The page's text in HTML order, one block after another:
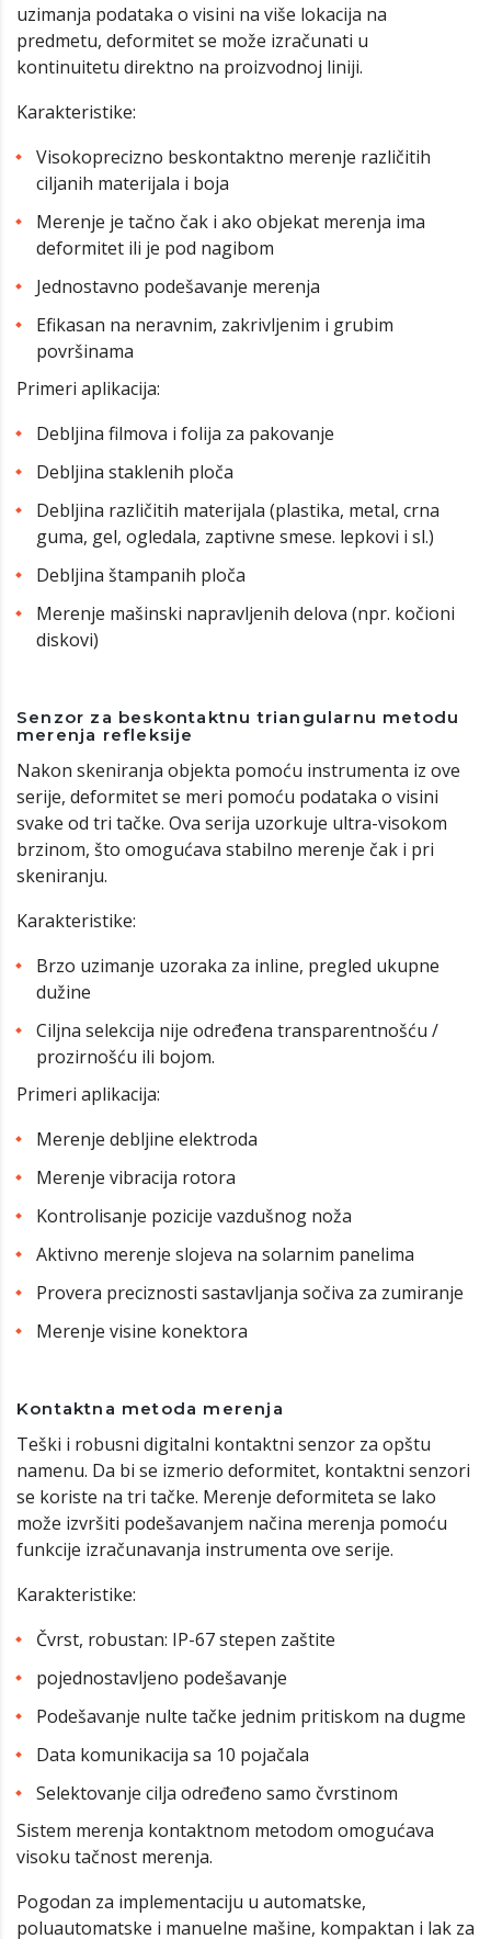
uzimanja podataka o visini na više lokacija na
predmetu, deformitet se može izračunati u
kontinuitetu direktno na proizvodnoj liniji.
Karakteristike:
Visokoprecizno beskontaktno merenje različitih
ciljanih materijala i boja
Merenje je tačno čak i ako objekat merenja ima
deformitet ili je pod nagibom
Jednostavno podešavanje merenja
Efikasan na neravnim, zakrivljenim i grubim
površinama
Primeri aplikacija:
Debljina filmova i folija za pakovanje
Debljina staklenih ploča
Debljina različitih materijala (plastika, metal, crna
guma, gel, ogledala, zaptivne smese. lepkovi i sl.)
Debljina štampanih ploča
Merenje mašinski napravljenih delova (npr. kočioni
diskovi)
Senzor za beskontaktnu triangularnu metodu
merenja refleksije
Nakon skeniranja objekta pomoću instrumenta iz ove
serije, deformitet se meri pomoću podataka o visini
svake od tri tačke. Ova serija uzorkuje ultra-visokom
brzinom, što omogućava stabilno merenje čak i pri
skeniranju.
Karakteristike:
Brzo uzimanje uzoraka za inline, pregled ukupne
dužine
Ciljna selekcija nije određena transparentnošću /
prozirnošću ili bojom.
Primeri aplikacija:
Merenje debljine elektroda
Merenje vibracija rotora
Kontrolisanje pozicije vazdušnog noža
Aktivno merenje slojeva na solarnim panelima
Provera preciznosti sastavljanja sočiva za zumiranje
Merenje visine konektora
Kontaktna metoda merenja
Teški i robusni digitalni kontaktni senzor za opštu
namenu. Da bi se izmerio deformitet, kontaktni senzori
se koriste na tri tačke. Merenje deformiteta se lako
može izvršiti podešavanjem načina merenja pomoću
funkcije izračunavanja instrumenta ove serije.
Karakteristike:
Čvrst, robustan: IP-67 stepen zaštite
pojednostavljeno podešavanje
Podešavanje nulte tačke jednim pritiskom na dugme
Data komunikacija sa 10 pojačala
Selektovanje cilja određeno samo čvrstinom
Sistem merenja kontaktnom metodom omogućava
visoku tačnost merenja.
Pogodan za implementaciju u automatske,
poluautomatske i manuelne mašine, kompaktan i lak za